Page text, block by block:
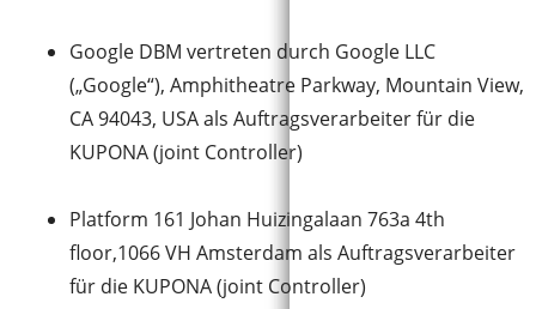
Google DBM vertreten durch Google LLC
(„Google“), Amphitheatre Parkway, Mountain View,
CA 94043, USA als Auftragsverarbeiter für die
KUPONA (joint Controller)
Platform 161 Johan Huizingalaan 763a 4th
floor,1066 VH Amsterdam als Auftragsverarbeiter
für die KUPONA (joint Controller)